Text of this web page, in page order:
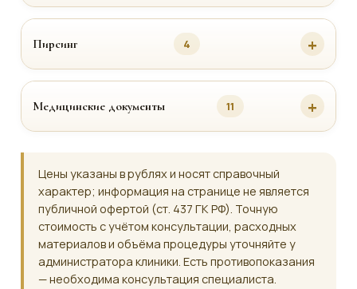
Пирсинг 4
Медицинские документы 11
Цены указаны в рублях и носят справочный
характер; информация на странице не является
публичной офертой (ст. 437 ГК РФ). Точную
стоимость с учётом консультации, расходных
материалов и объёма процедуры уточняйте у
администратора клиники. Есть противопоказания
— необходима консультация специалиста.